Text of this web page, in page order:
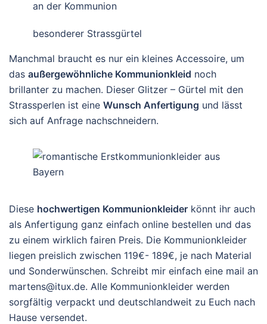
besonderer Strassgürtel
Manchmal braucht es nur ein kleines Accessoire, um
das außergewöhnliche Kommunionkleid noch
brillanter zu machen. Dieser Glitzer – Gürtel mit den
Strassperlen ist eine Wunsch Anfertigung und lässt
sich auf Anfrage nachschneidern.
Diese hochwertigen Kommunionkleider könnt ihr auch
als Anfertigung ganz einfach online bestellen und das
zu einem wirklich fairen Preis. Die Kommunionkleider
liegen preislich zwischen 119€- 189€, je nach Material
und Sonderwünschen. Schreibt mir einfach eine mail an
martens@itux.de. Alle Kommunionkleider werden
sorgfältig verpackt und deutschlandweit zu Euch nach
Hause versendet.